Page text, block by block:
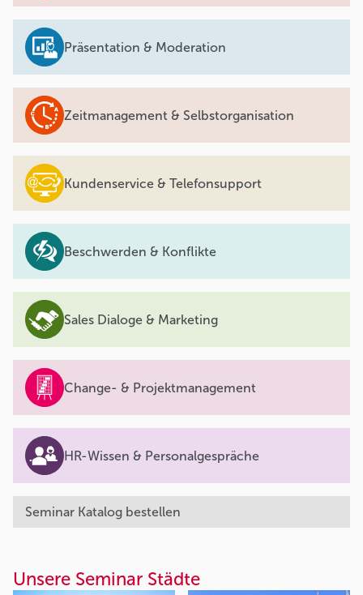
Präsentation & Moderation
Zeitmanagement & Selbstorganisation
Kundenservice & Telefonsupport
Beschwerden & Konflikte
Sales Dialoge & Marketing
Change- & Projektmanagement
HR-Wissen & Personalgespräche
Seminar Katalog bestellen
Unsere Seminar Städte